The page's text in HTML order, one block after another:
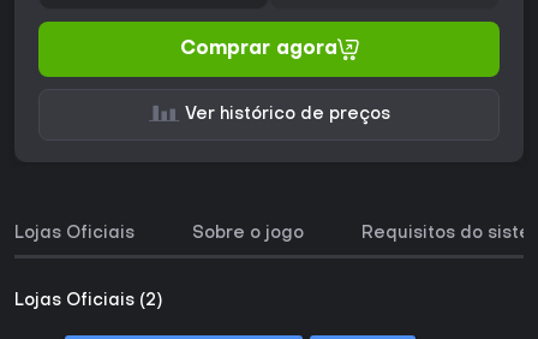
Comprar agora
Ver histórico de preços
Lojas Oficiais Sobre o jogo Requisitos do
Lojas Oficiais (2)